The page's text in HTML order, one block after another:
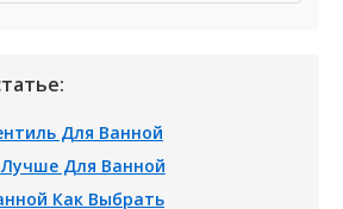
Для Ванной
Для Ванной
Как Выбрать